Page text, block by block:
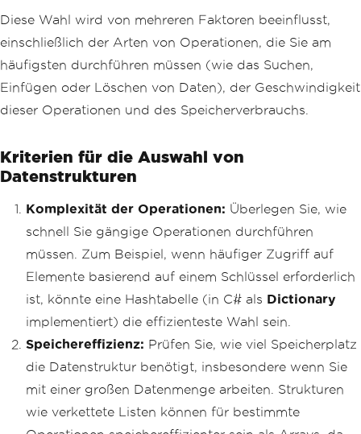
Diese Wahl wird von mehreren Faktoren beeinflusst,
einschließlich der Arten von Operationen, die Sie am
häufigsten durchführen müssen (wie das Suchen,
Einfügen oder Löschen von Daten), der Geschwindigkeit
dieser Operationen und des Speicherverbrauchs.
Kriterien für die Auswahl von
Datenstrukturen
Komplexität der Operationen: Überlegen Sie, wie
schnell Sie gängige Operationen durchführen
müssen. Zum Beispiel, wenn häufiger Zugriff auf
Elemente basierend auf einem Schlüssel erforderlich
ist, könnte eine Hashtabelle (in C# als Dictionary
implementiert) die effizienteste Wahl sein.
Speichereffizienz: Prüfen Sie, wie viel Speicherplatz
die Datenstruktur benötigt, insbesondere wenn Sie
mit einer großen Datenmenge arbeiten. Strukturen
wie verkettete Listen können für bestimmte